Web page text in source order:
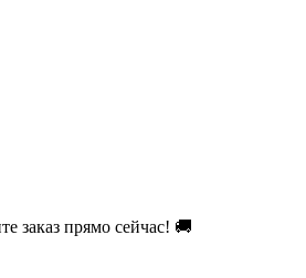
заказ прямо сейчас! 🚚